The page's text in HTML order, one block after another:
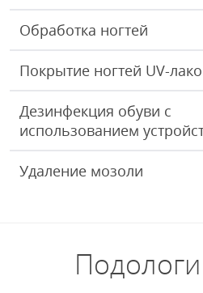
Обработка ногтей
Покрытие ногтей UV-
Дезинфекция обуви с
использованием
Удаление мозоли